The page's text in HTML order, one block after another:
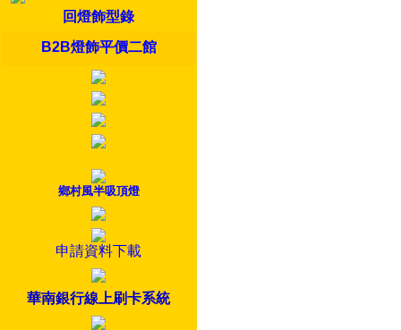
回燈飾型錄
B2B燈飾平價二館
鄉村風半吸頂燈
申請資料下載
華南銀行線上刷卡系統